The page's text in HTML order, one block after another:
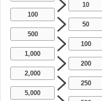
10
100
50
500
100
1,000
200
2,000
250
5,000